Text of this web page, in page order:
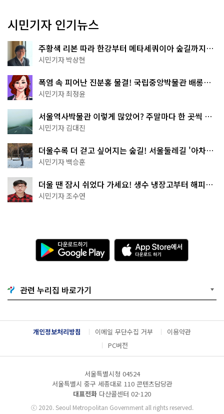
시민기자 인기뉴스
주황색 리본 따라 한강부터 메타세쿼이아 숲길까지…
서울둘레길 15코스
시민기자 박상현
폭염 속 피어난 진분홍 물결! 국립중앙박물관 배롱나
무 명소
시민기자 최정윤
서울역사박물관 이렇게 많았어? 주말마다 한 곳씩 떠
나는 역사 산책
시민기자 김대진
더울수록 더 걷고 싶어지는 숲길! 서울둘레길 '아차산
코스'
시민기자 백승훈
더울 땐 잠시 쉬었다 가세요! 생수 냉장고부터 해피소
·무더위쉼터까지
시민기자 조수연
다
운
로
기
G
o
g
l
e
A
p
p
e
서
다
운
관련 누리집 바로가기
개인정보처리방침 이메일 무단수집 거부
이용약관
PC버전
서울특별시청 04524
서울특별시 중구 세종대로 110 콘텐츠담당관
대표전화 다산콜센터 02-120
ⓒ2020. Seoul Metropolitan Government all rights reserved.